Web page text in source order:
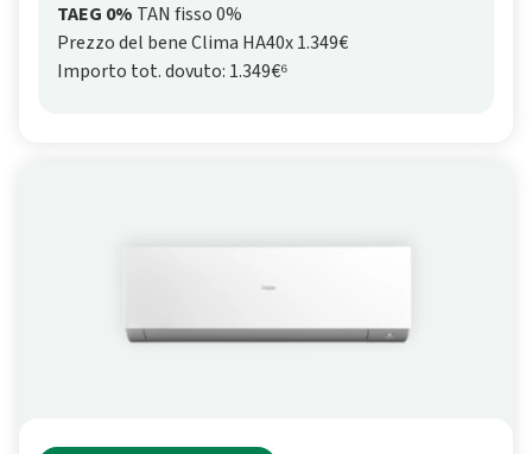
TAEG 0% TAN fisso 0%
Prezzo del bene Clima HA40x 1.349€
Importo tot. dovuto: 1.349€⁶